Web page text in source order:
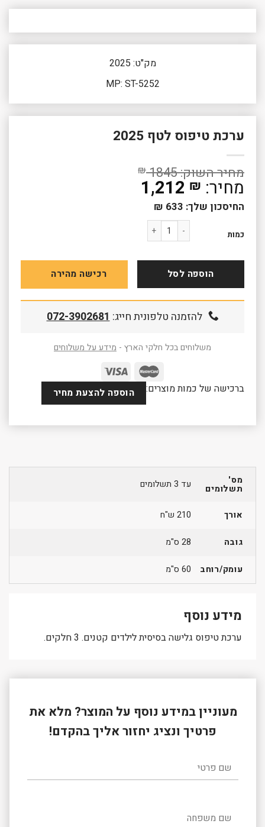
מק"ט: 2025
MP: ST-5252
ערכת טיפוס לטף 2025
1845
₪
1,212 ₪
החיסכון שלך: ₪
כמות
כמות של ערכת טיפוס לטף 2025
הוספה לסל רכישה מהירה
להזמנה טלפונית חייג:072-3902681
משלוחים בכל חלקי הארץ - מידע על משלוחים
ברכישה של כמות מוצרים: הוספה להצעת מחיר
מס'
תשלומים עד 3 תשלומים
אורך 210 ש"ח
גובה 28 ס"מ
עומק/רוחב 60 ס"מ
מידע נוסף
ערכת טיפוס גלישה בסיסית לילדים קטנים. 3 חלקים.
מעוניין במידע נוסף על המוצר? מלא את
פרטיך ונציג יחזור אליך בהקדם!
שם פרטי
שם משפחה